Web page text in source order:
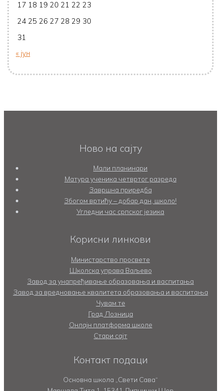
17 18 19 20 21 22 23
24 25 26 27 28 29 30
31
« јун
Ново на сајту
Мали планинари
Матура ученика четвртог разреда
Завршна приредба
Збогом вртићу – добар дан, школо!
Угледни час српског језика
Корисни линкови
Министарство просвете
Школска управа Ваљево
Завод за унапређивање образовања и васпитања
Завод за вредновање квалитета образовања и васпитања
Чувам те
Град Лозница
Онлајн платформа школе
Стари сајт
Контакт подаци
Основна школа „Свети Сава“